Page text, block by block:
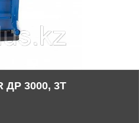
ДР 3000, 3Т